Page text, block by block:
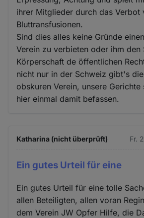
ihrer Mitglieder durch das Verbot
Bluttransfusionen.
Sind dies alles keine Gründe
Verein zu verbieten oder ihm den
Körperschaft de öffentlichen
nicht nur in der Schweiz gibt's
obskuren Verein, unsere
hier einmal damit befassen.
Katharina (nicht überprüft) Fr.
Ein gutes Urteil für eine
Ein gutes Urteil für eine tolle
allen Beteiligten, allen voran
dem Verein JW Opfer Hilfe, die